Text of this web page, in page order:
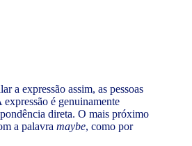
a expressão assim, as pessoas
é genuinamente
direta. O mais próximo
a palavra maybe, como por